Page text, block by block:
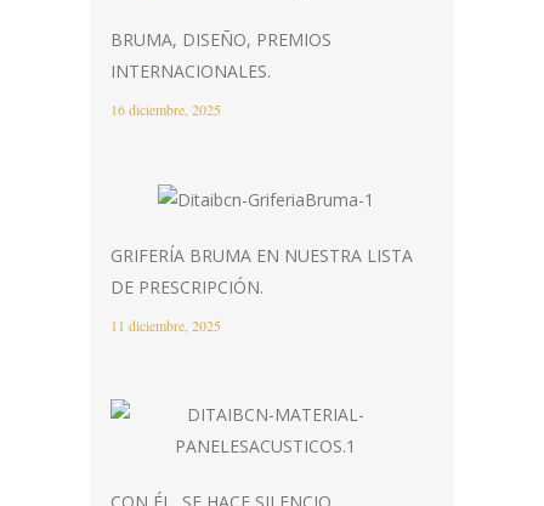
BRUMA, DISEÑO, PREMIOS
INTERNACIONALES.
16 diciembre, 2025
GRIFERÍA BRUMA EN NUESTRA LISTA
DE PRESCRIPCIÓN.
11 diciembre, 2025